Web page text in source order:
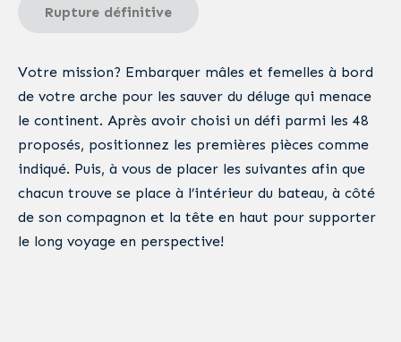
Rupture définitive
Votre mission? Embarquer mâles et femelles à bord
de votre arche pour les sauver du déluge qui menace
le continent. Après avoir choisi un défi parmi les 48
proposés, positionnez les premières pièces comme
indiqué. Puis, à vous de placer les suivantes afin que
chacun trouve se place à l’intérieur du bateau, à côté
de son compagnon et la tête en haut pour supporter
le long voyage en perspective!